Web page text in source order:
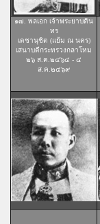
๑๗. พลเอก เจ้าพระยาบดิน
ทร
เดชานุชิต (แย้ม ณ นคร)
เสนาบดีกระทรวงกลาโหม
๒๖ ส.ค.๒๔๖๔ - ๔
ส.ค.๒๔๖๙